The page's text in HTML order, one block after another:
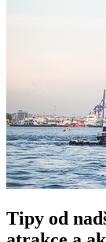
Tipy od